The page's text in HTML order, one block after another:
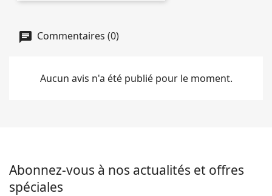
Commentaires (0)
Aucun avis n'a été publié pour le moment.
Abonnez-vous à nos actualités et offres
spéciales